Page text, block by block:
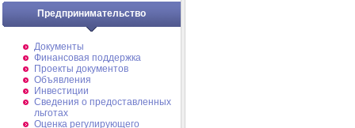
Предпринимательство
Документы
Финансовая поддержка
Проекты документов
Объявления
Инвестиции
Сведения о предоставленных
льготах
Оценка регулирующего